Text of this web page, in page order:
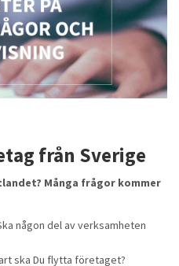
från Sverige
Många frågor kommer
någon del av verksamheten
ska Du flytta företaget?